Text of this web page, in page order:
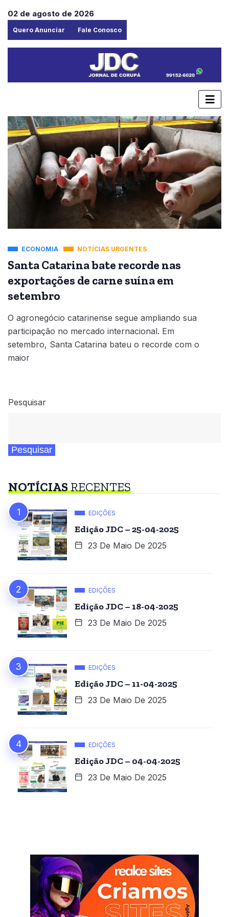
02 de agosto de 2026
Quero Anunciar Fale Conosco
ECONOMIA NOTÍCIAS URGENTES
Santa Catarina bate recorde nas
exportações de carne suína em
setembro
O agronegócio catarinense segue ampliando sua
participação no mercado internacional. Em
setembro, Santa Catarina bateu o recorde com o
maior
Pesquisar
Pesquisar
NOTÍCIASRECENTES
EDIÇÕES
Edição JDC – 25-04-2025
23 De Maio De 2025
EDIÇÕES
Edição JDC – 18-04-2025
23 De Maio De 2025
EDIÇÕES
Edição JDC – 11-04-2025
23 De Maio De 2025
EDIÇÕES
Edição JDC – 04-04-2025
23 De Maio De 2025